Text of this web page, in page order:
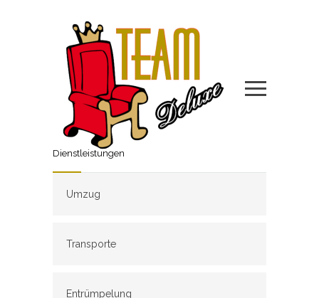
Dienstleistungen
Umzug
Transporte
Entrümpelung